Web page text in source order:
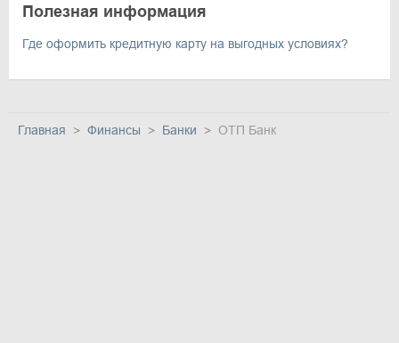
Полезная информация
Где оформить кредитную карту на выгодных условиях?
Главная Финансы Банки ОТП Банк